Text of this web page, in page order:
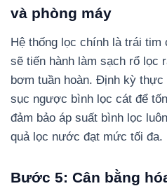
và phòng máy
Hệ thống lọc chính là trái
sẽ tiến hành làm sạch rổ lọc
bơm tuần hoàn. Định kỳ
sục ngược bình lọc cát để
đảm bảo áp suất bình lọc
quả lọc nước đạt mức tối đa.
Bước 5: Cân bằng